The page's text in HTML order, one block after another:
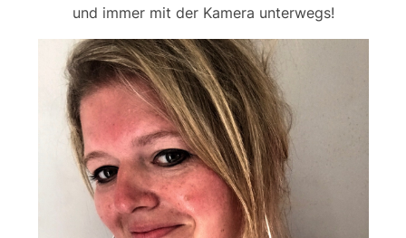
und immer mit der Kamera unterwegs!